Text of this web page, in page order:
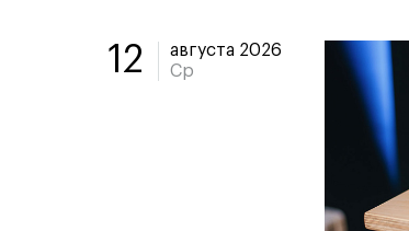
12
августа 2026
Ср